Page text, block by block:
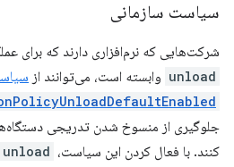
سیاست سازمانی
شرکت‌هایی که نرم‌افزاری دارند که برای
unload وابسته است، می‌توانند از
جلوگیری از منسوخ شدن تدریجی
کنند. با فعال کردن این سیاست، unload